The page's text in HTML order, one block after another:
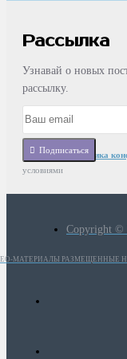
Рассылка
Узнавай о новых
рассылку.
Подписаться
СтатьяПолитика
условиями
Copyright ©
МАТЕРИАЛЫ